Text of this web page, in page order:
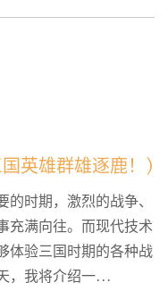
英雄群雄逐鹿！)
时期，激烈的战争、
充满向往。而现代技术
体验三国时期的各种战
，我将介绍一...